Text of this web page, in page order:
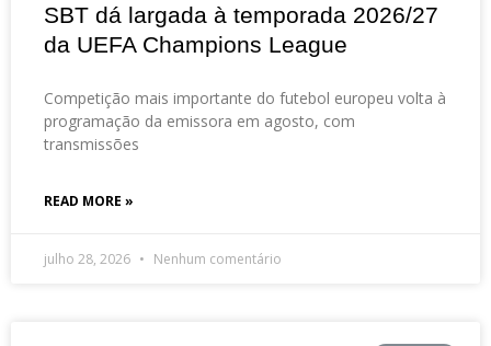
SBT dá largada à temporada 2026/27
da UEFA Champions League
Competição mais importante do futebol europeu volta à
programação da emissora em agosto, com
transmissões
READ MORE »
julho 28, 2026 Nenhum comentário